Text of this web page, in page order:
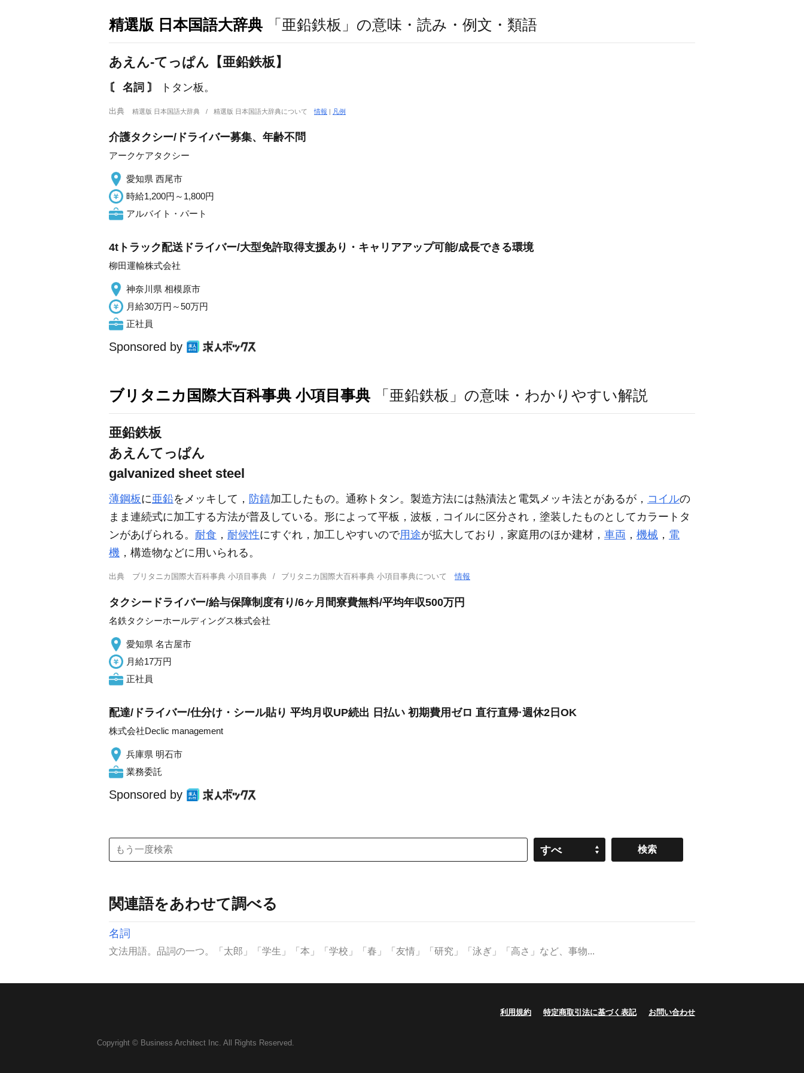
精選版 日本国語大辞典 「亜鉛鉄板」の意味・読み・例文・類語
あえん‐てっぱん【亜鉛鉄板】
〘 名詞 〙 トタン板。
出典 精選版 日本国語大辞典 精選版 日本国語大辞典について情報 | 凡例
介護タクシー/ドライバー募集、年齢不問
アークケアタクシー
愛知県 西尾市
時給1,200円～1,800円
アルバイト・パート
4tトラック配送ドライバー/大型免許取得支援あり・キャリアアップ可能/成長できる環境
柳田運輸株式会社
神奈川県 相模原市
月給30万円～50万円
正社員
Sponsored by
ブリタニカ国際大百科事典 小項目事典 「亜鉛鉄板」の意味・わかりやすい解説
亜鉛鉄板
あえんてっぱん
galvanized sheet steel
薄鋼板に亜鉛をメッキして， 防錆加工したもの。通称トタン。製造方法には熱漬法と電気メッキ法とがあるが， コイルの
まま連続式に加工する方法が普及している。形によって平板，波板，コイルに区分され，塗装したものとしてカラートタ
ンがあげられる。 耐食 ， 耐候性にすぐれ，加工しやすいので用途が拡大しており，家庭用のほか建材， 車両 ， 機械 ， 電
機 ，構造物などに用いられる。
出典 ブリタニカ国際大百科事典 小項目事典 ブリタニカ国際大百科事典 小項目事典について情報
タクシードライバー/給与保障制度有り/6ヶ月間寮費無料/平均年収500万円
名鉄タクシーホールディングス株式会社
愛知県 名古屋市
月給17万円
正社員
配達/ドライバー/仕分け・シール貼り 平均月収UP続出 日払い 初期費用ゼロ 直行直帰·週休2日OK
株式会社Declic management
兵庫県 明石市
業務委託
Sponsored by
すべ
関連語をあわせて調べる
名詞
文法用語。品詞の一つ。「太郎」「学生」「本」「学校」「春」「友情」「研究」「泳ぎ」「高さ」など、事物...
利用規約 特定商取引法に基づく表記 お問い合わせ
Copyright © Business Architect Inc. All Rights Reserved.